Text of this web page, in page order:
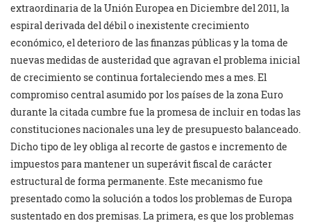
extraordinaria de la Unión Europea en Diciembre del 2011, la
espiral derivada del débil o inexistente crecimiento
económico, el deterioro de las finanzas públicas y la toma de
nuevas medidas de austeridad que agravan el problema inicial
de crecimiento se continua fortaleciendo mes a mes. El
compromiso central asumido por los países de la zona Euro
durante la citada cumbre fue la promesa de incluir en todas las
constituciones nacionales una ley de presupuesto balanceado.
Dicho tipo de ley obliga al recorte de gastos e incremento de
impuestos para mantener un superávit fiscal de carácter
estructural de forma permanente. Este mecanismo fue
presentado como la solución a todos los problemas de Europa
sustentado en dos premisas. La primera, es que los problemas